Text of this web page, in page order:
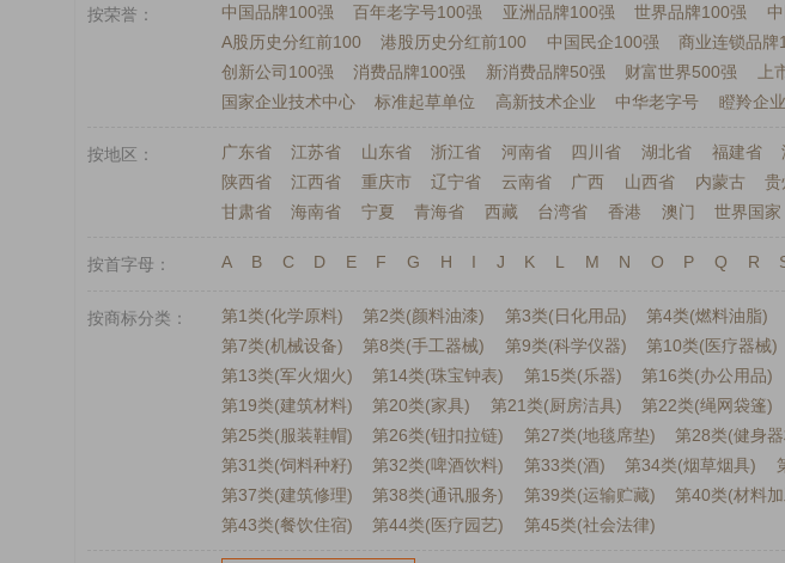
按荣誉 中国品牌100强 百年老字号100强 亚洲品牌100强 世界品牌100强
A股历史分红前100
港股历史分红前100 中国民企100强 商业连锁品牌
创新公司100强
消费品牌100强 新消费品牌50强 财富世界500强 上
国家企业技术中心
标准起草单位 高新技术企业 中华老字号 瞪羚企业
按地区 广东省 江苏省 山东省 浙江省 河南省 四川省 湖北省 福建省
陕西省
江西省 重庆市 辽宁省 云南省 广西 山西省 内蒙古 贵
甘肃省
海南省 宁夏 青海省 西藏 台湾省 香港 澳门 世界国家
按首字母 A B C D E F G H I J K L M N O P Q R
按商标分类 第1类(化学原料) 第2类(颜料油漆) 第3类(日化用品) 第4类(燃料油脂)
第7类(机械设备)
第8类(手工器械) 第9类(科学仪器) 第10类(医疗器械)
第13类(军火烟火)
第14类(珠宝钟表) 第15类(乐器) 第16类(办公用品)
第19类(建筑材料)
第20类(家具) 第21类(厨房洁具) 第22类(绳网袋篷)
第25类(服装鞋帽)
第26类(钮扣拉链) 第27类(地毯席垫) 第28类(健身
第31类(饲料种籽)
第32类(啤酒饮料) 第33类(酒) 第34类(烟草烟具)
第37类(建筑修理)
第38类(通讯服务) 第39类(运输贮藏) 第40类(材料
第43类(餐饮住宿)
第44类(医疗园艺) 第45类(社会法律)